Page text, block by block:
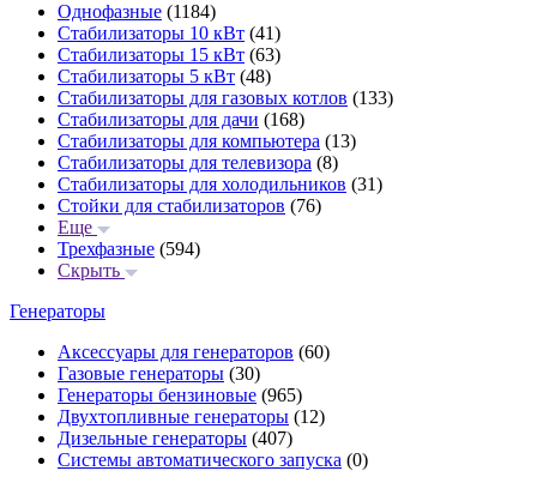
Однофазные (1184)
Стабилизаторы 10 кВт (41)
Стабилизаторы 15 кВт (63)
Стабилизаторы 5 кВт (48)
Стабилизаторы для газовых котлов (133)
Стабилизаторы для дачи (168)
Стабилизаторы для компьютера (13)
Стабилизаторы для телевизора (8)
Стабилизаторы для холодильников (31)
Стойки для стабилизаторов (76)
Еще
Трехфазные (594)
Скрыть
Генераторы
Аксессуары для генераторов (60)
Газовые генераторы (30)
Генераторы бензиновые (965)
Двухтопливные генераторы (12)
Дизельные генераторы (407)
Системы автоматического запуска (0)